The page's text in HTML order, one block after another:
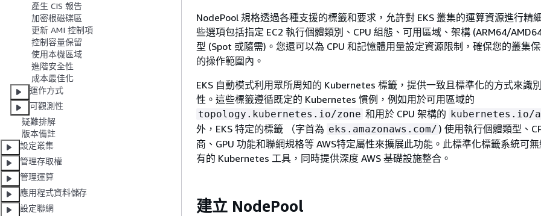
產生 CIS 報告
加密根磁碟區
更新 AMI 控制項
控制容量保留
使用本機區域
進階安全性
成本最佳化
運作方式
可觀測性
疑難排解
版本備註
設定叢集
管理存取權
管理運算
應用程式資料儲存
設定聯網
NodePool 規格透過各種支援的標籤和要求，允許對 EKS 叢集的運算資源進行精
些選項包括指定 EC2 執行個體類別、CPU 組態、可用區域、架構 (ARM64/
型 (Spot 或隨需)。您還可以為 CPU 和記憶體用量設定資源限制，確保您的叢集
的操作範圍內。
EKS 自動模式利用眾所周知的 Kubernetes 標籤，提供一致且標準化的方式來識
性。這些標籤遵循既定的 Kubernetes 慣例，例如用於可用區域的
topology.kubernetes.io/zone 和用於 CPU 架構的 kubernetes.io/
外，EKS 特定的標籤 （字首為 eks.amazonaws.com/ ) 使用執行個體類型、
商、GPU 功能和聯網規格等 AWS特定屬性來擴展此功能。此標準化標籤系統可
有的 Kubernetes 工具，同時提供深度 AWS 基礎設施整合。
建立 NodePool